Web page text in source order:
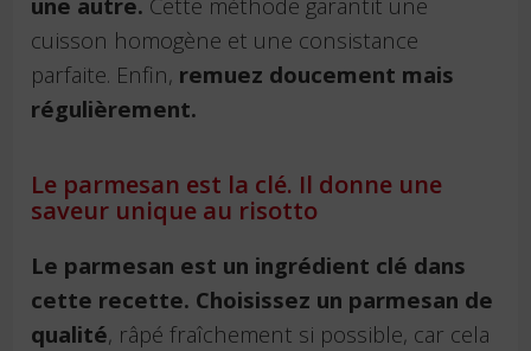
cuisson homogène et une consistance
parfaite. Enfin, remuez doucement mais
régulièrement.
Le parmesan est la clé. Il donne une
saveur unique au risotto
Le parmesan est un ingrédient clé dans
cette recette. Choisissez un parmesan de
qualité, râpé fraîchement si possible, car cela